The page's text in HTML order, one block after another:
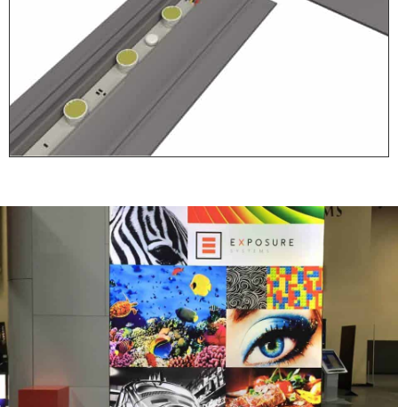
Voeten
Alleen voor de vrijstaande
(dubbelzijdige) frames